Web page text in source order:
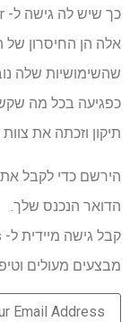
אלה הן החיסרון של
שהשימושיות שלה
כפגיעה בכל מה
תיקון וזכתה את
הירשם כדי לקבל
הדואר הנכנס שלך.
מבצעים מעולים